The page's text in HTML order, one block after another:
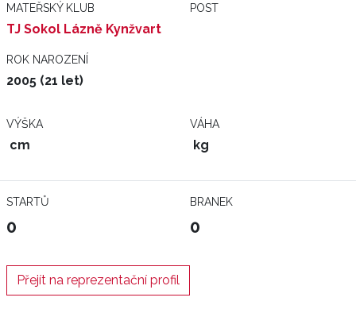
MATEŘSKÝ KLUB
TJ Sokol Lázně Kynžvart
POST
ROK NAROZENÍ
2005 (21 let)
VÝŠKA
cm
VÁHA
kg
STARTŮ
0
BRANEK
0
Přejít na reprezentační profil